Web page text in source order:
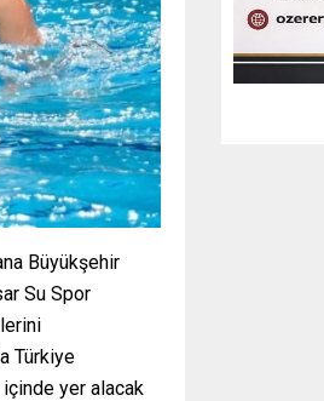
Büyükşehir
Su Spor
Türkiye
yer alacak